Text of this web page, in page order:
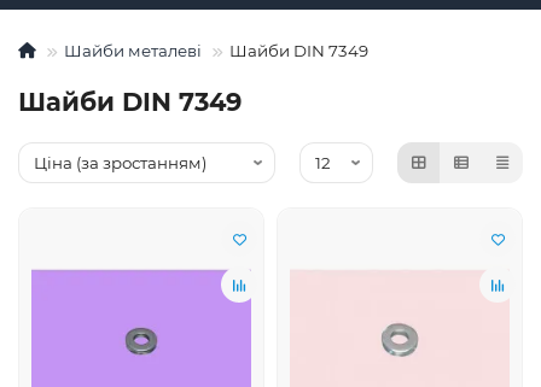
Шайби металеві Шайби DIN 7349
Шайби DIN 7349